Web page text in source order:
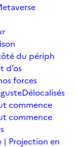
du périph
d’os
forces
Délocalisés
commence
commence
Projection en